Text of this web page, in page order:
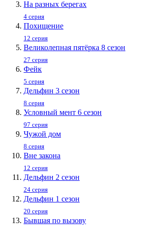
На разных берегах
4 серия
Похищение
12 серия
Великолепная пятёрка 8 сезон
27 серия
Фейк
5 серия
Дельфин 3 сезон
8 серия
Условный мент 6 сезон
97 серия
Чужой дом
8 серия
Вне закона
12 серия
Дельфин 2 сезон
24 серия
Дельфин 1 сезон
20 серия
Бывшая по вызову